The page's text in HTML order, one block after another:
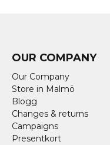
OUR COMPANY
Our Company
Store in Malmö
Blogg
Changes & returns
Campaigns
Presentkort